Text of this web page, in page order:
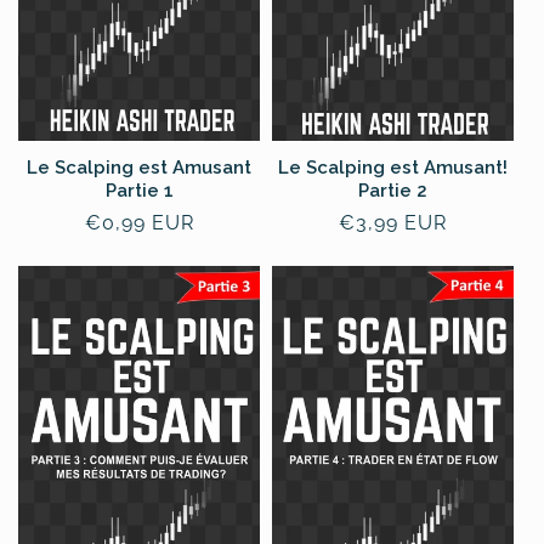
Le Scalping est Amusant
Partie 1
Normale
€0,99 EUR
Le Scalping est Amusant!
Partie 2
Normale
€3,99 EUR